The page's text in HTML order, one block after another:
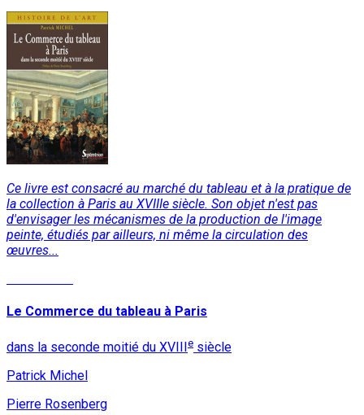
Ce livre est consacré au marché du tableau et à la pratique de
la collection à Paris au XVIIIe siècle. Son objet n'est pas
d'envisager les mécanismes de la production de l'image
peinte, étudiés par ailleurs, ni même la circulation des
œuvres...
Le Commerce du tableau à Paris
dans la seconde moitié du XVIIIe siècle
Patrick Michel
Pierre Rosenberg